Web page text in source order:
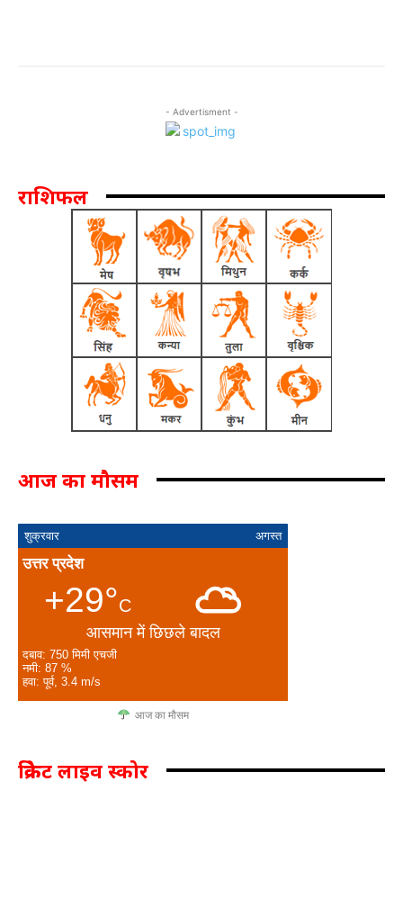
- Advertisment -
राशिफल
आज का मौसम
शुक्रवार अगस्त
उत्तर प्रदेश
+29°C
आसमान में छिछले बादल
दबाव: 750 मिमी एचजी
नमी: 87 %
हवा: पूर्व, 3.4 m/s
आज का मौसम
क्रिकेट लाइव स्कोर